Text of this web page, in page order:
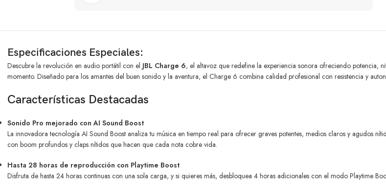
Especificaciones Especiales:
Descubre la revolución en audio portátil con el JBL Charge 6, el altavoz que redefine la experiencia sonora ofreciendo potencia,
momento. Diseñado para los amantes del buen sonido y la aventura, el Charge 6 combina calidad profesional con resistencia y
Características Destacadas
Sonido Pro mejorado con AI Sound Boost
La innovadora tecnología AI Sound Boost analiza tu música en tiempo real para ofrecer graves potentes, medios claros y agudos
con boom profundos y claps nítidos que hacen que cada nota cobre vida.
Hasta 28 horas de reproducción con Playtime Boost
Disfruta de hasta 24 horas continuas con una sola carga, y si quieres más, desbloquea 4 horas adicionales con el modo Playtime